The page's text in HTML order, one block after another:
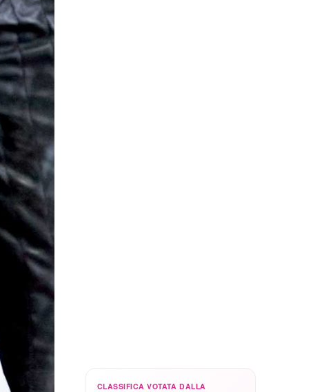
CLASSIFICA VOTATA DALLA